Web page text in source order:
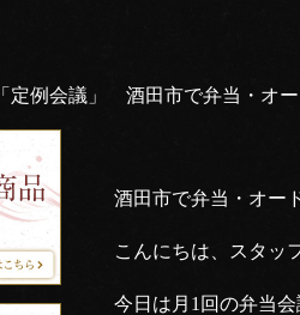
「定例会議」 酒田市で弁当・オ
酒田市で弁当・オー
こんにちは、スタッ
今日は月1回の弁当